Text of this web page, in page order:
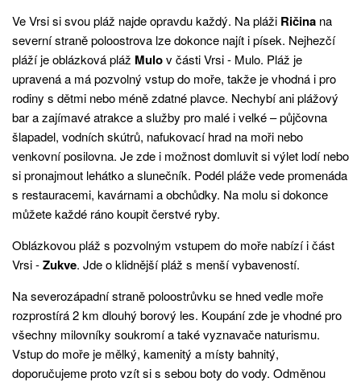
Ve Vrsi si svou pláž najde opravdu každý. Na pláži Ričina na
severní straně poloostrova lze dokonce najít i písek. Nejhezčí
pláží je oblázková pláž Mulov části Vrsi - Mulo. Pláž je
upravená a má pozvolný vstup do moře, takže je vhodná i pro
rodiny s dětmi nebo méně zdatné plavce. Nechybí ani plážový
bar a zajímavé atrakce a služby pro malé i velké – půjčovna
šlapadel, vodních skútrů, nafukovací hrad na moři nebo
venkovní posilovna. Je zde i možnost domluvit si výlet lodí nebo
si pronajmout lehátko a slunečník. Podél pláže vede promenáda
s restauracemi, kavárnami a obchůdky. Na molu si dokonce
můžete každé ráno koupit čerstvé ryby.
Oblázkovou pláž s pozvolným vstupem do moře nabízí i část
Vrsi -Zukve. Jde o klidnější pláž s menší vybaveností.
Na severozápadní straně poloostrůvku se hned vedle moře
rozprostírá 2 km dlouhý borový les. Koupání zde je vhodné pro
všechny milovníky soukromí a také vyznavače naturismu.
Vstup do moře je mělký, kamenitý a místy bahnitý,
doporučujeme proto vzít si s sebou boty do vody. Odměnou